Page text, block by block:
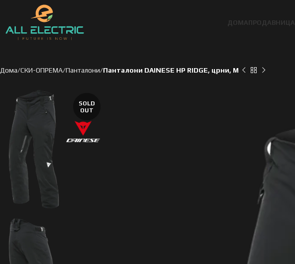
ДОМАПРОДАВНИЦА
Дома СКИ-ОПРЕМА Панталони Панталони DAINESE HP RIDGE, црни, M
SOLD
OUT